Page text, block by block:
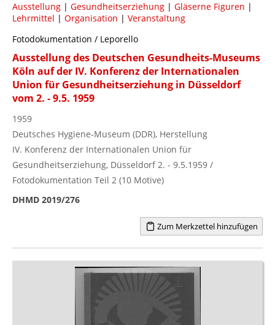
Ausstellung | Gesundheitserziehung | Gläserne Figuren |
Lehrmittel | Organisation | Veranstaltung
Fotodokumentation / Leporello
Ausstellung des Deutschen Gesundheits-Museums
Köln auf der IV. Konferenz der Internationalen
Union für Gesundheitserziehung in Düsseldorf
vom 2. - 9.5. 1959
1959
Deutsches Hygiene-Museum (DDR), Herstellung
IV. Konferenz der Internationalen Union für
Gesundheitserziehung, Düsseldorf 2. - 9.5.1959 /
Fotodokumentation Teil 2 (10 Motive)
DHMD 2019/276
Zum Merkzettel hinzufügen